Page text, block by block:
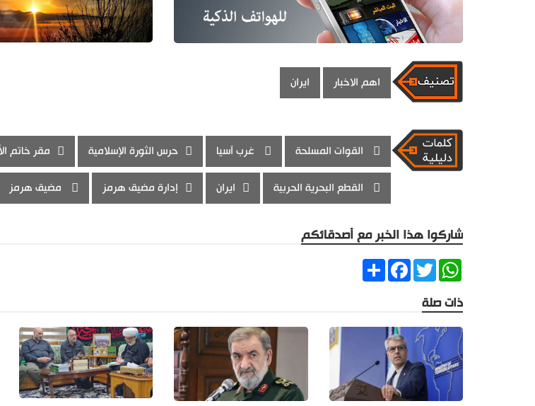
اهم الاخبار ايران
القوات المسلحة غرب آسيا حرس الثورة الإسلامية مقر خاتم
القطع البحرية الحربية ايران إدارة مضيق هرمز مضيق هرمز
شاركوا هذا الخبر مع أصدقائكم
ShareFacebookTwitter
WhatsApp
ذات صلة